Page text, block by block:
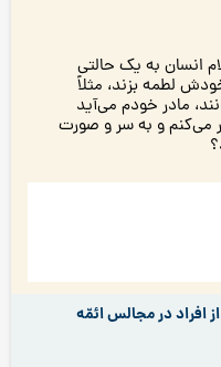
انسان به يک حالتی
لطمه بزند، مثلاً
مادر خودم می‌آید
می‌کنم و به سر و صورت
در مجالس ائمّه